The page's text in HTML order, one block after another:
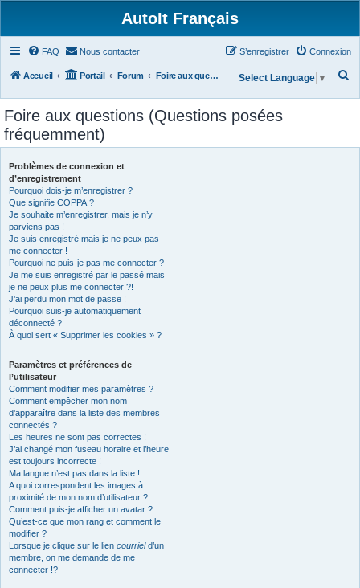
AutoIt Français
FAQ Nous contacter Connexion
S’enregistrer
Accueil Portail Forum Foire aux questions (Questions posées fréquemment) Select Language ▼
Foire aux questions (Questions posées
fréquemment)
Problèmes de connexion et
d’enregistrement
Pourquoi dois-je m’enregistrer ?
Que signifie COPPA ?
Je souhaite m’enregistrer, mais je n’y
parviens pas !
Je suis enregistré mais je ne peux pas
me connecter !
Pourquoi ne puis-je pas me connecter ?
Je me suis enregistré par le passé mais
je ne peux plus me connecter ?!
J’ai perdu mon mot de passe !
Pourquoi suis-je automatiquement
déconnecté ?
À quoi sert « Supprimer les cookies » ?
Paramètres et préférences de
l’utilisateur
Comment modifier mes paramètres ?
Comment empêcher mon nom
d’apparaître dans la liste des membres
connectés ?
Les heures ne sont pas correctes !
J’ai changé mon fuseau horaire et l’heure
est toujours incorrecte !
Ma langue n’est pas dans la liste !
A quoi correspondent les images à
proximité de mon nom d’utilisateur ?
Comment puis-je afficher un avatar ?
Qu’est-ce que mon rang et comment le
modifier ?
Lorsque je clique sur le lien courrield’un
membre, on me demande de me
connecter !?